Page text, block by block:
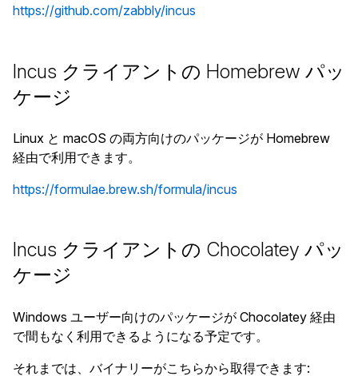
https://github.com/zabbly/incus
Incus クライアントの Homebrew パッ
ケージ
Linux と macOS の両方向けのパッケージが Homebrew
経由で利用できます。
https://formulae.brew.sh/formula/incus
Incus クライアントの Chocolatey パッ
ケージ
Windows ユーザー向けのパッケージが Chocolatey 経由
で間もなく利用できるようになる予定です。
それまでは、バイナリーがこちらから取得できます: